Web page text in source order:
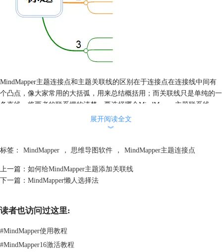
MindMapper主题连接点和主题关联线的区别在于连接点在连接线中间有
个凸点，像大家常用的大括弧，用来总结概括用；而关联线只是单纯的一
条直线，将两者的联系摆的清楚。要选择哪个MindMapper主题联系线，
全凭各自喜好和配合导图的整体风格了。
更多MindMapper思维导图软件教程信息，可点击
展开阅读全文
︾
标签： MindMapper ， 思维导图软件 ， MindMapper主题连接点
上一篇： 如何给MindMapper主题添加关联线
下一篇： MindMapper懒人选择法
读者也访问过这里:
#MindMapper使用教程
#MindMapper16激活教程